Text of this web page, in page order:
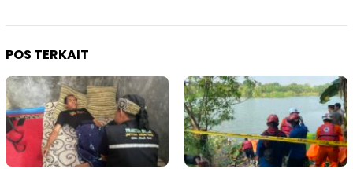
POS TERKAIT